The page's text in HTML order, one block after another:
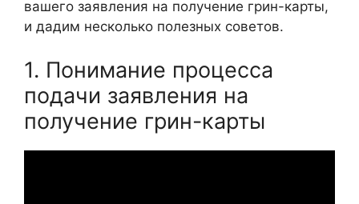
вашего заявления на получение грин-карты,
и дадим несколько полезных советов.
1. Понимание процесса
подачи заявления на
получение грин-карты